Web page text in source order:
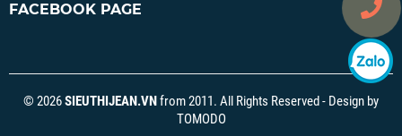
FACEBOOK PAGE
© 2026SIEUTHIJEAN.VN from 2011. All Rights Reserved - Design by
TOMODO